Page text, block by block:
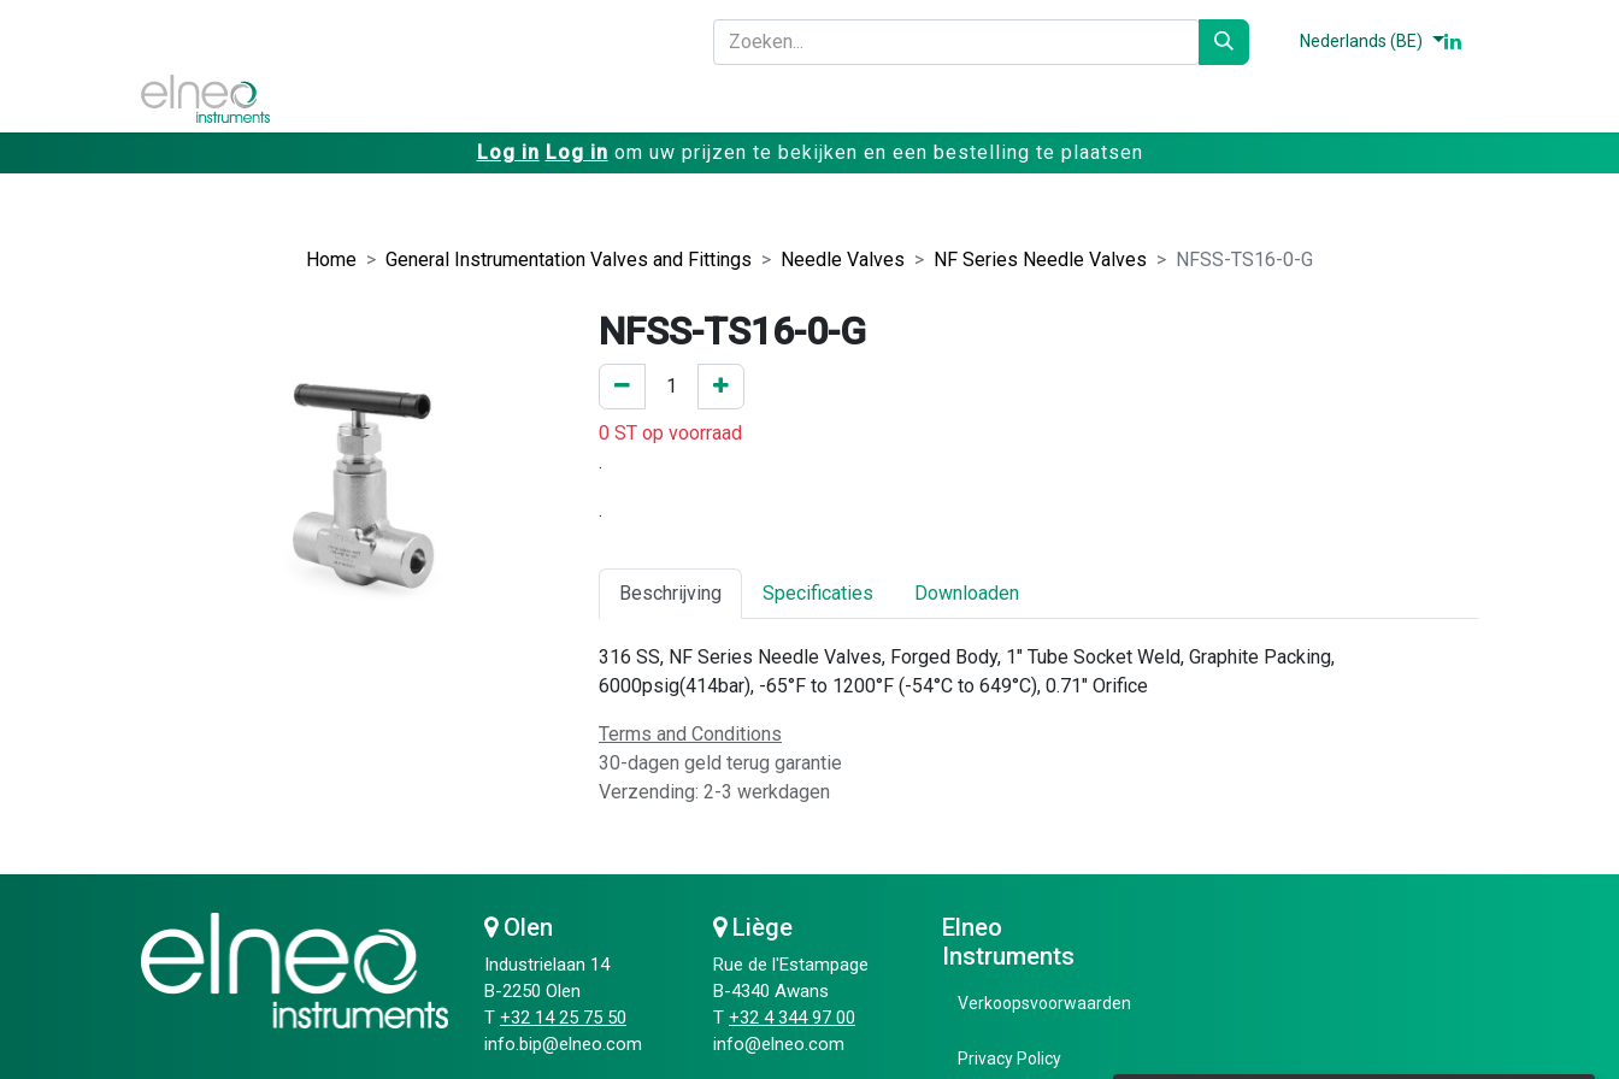
Nederlands (BE)
Log in Log in om uw prijzen te bekijken en een bestelling te plaatsen
Home General Instrumentation Valves and Fittings Needle Valves NF Series Needle Valves NFSS-TS16-0-G
NFSS-TS16-0-G
0 ST op voorraad
.
.
Beschrijving Specificaties Downloaden
316 SS, NF Series Needle Valves, Forged Body, 1" Tube Socket Weld, Graphite Packing,
6000psig(414bar), -65°F to 1200°F (-54°C to 649°C), 0.71" Orifice
Terms and Conditions
30-dagen geld terug garantie
Verzending: 2-3 werkdagen
Olen
Industrielaan 14
B-2250 Olen
T +32 14 25 75 50​
info.bip@elneo.com
Liège
Rue de l'Estampage
B-4340 Awans
T +32 4 344 97 00​
info@elneo.com
Elneo
Instruments
Verkoopsvoorwaarden
Privacy Policy